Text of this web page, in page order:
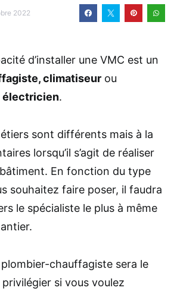
2022
d’installer une VMC est un
climatiseur ou
électricien.
sont différents mais à la
lorsqu’il s’agit de réaliser
En fonction du type
souhaitez faire poser, il faudra
le spécialiste le plus à même
chauffagiste sera le
si vous voulez